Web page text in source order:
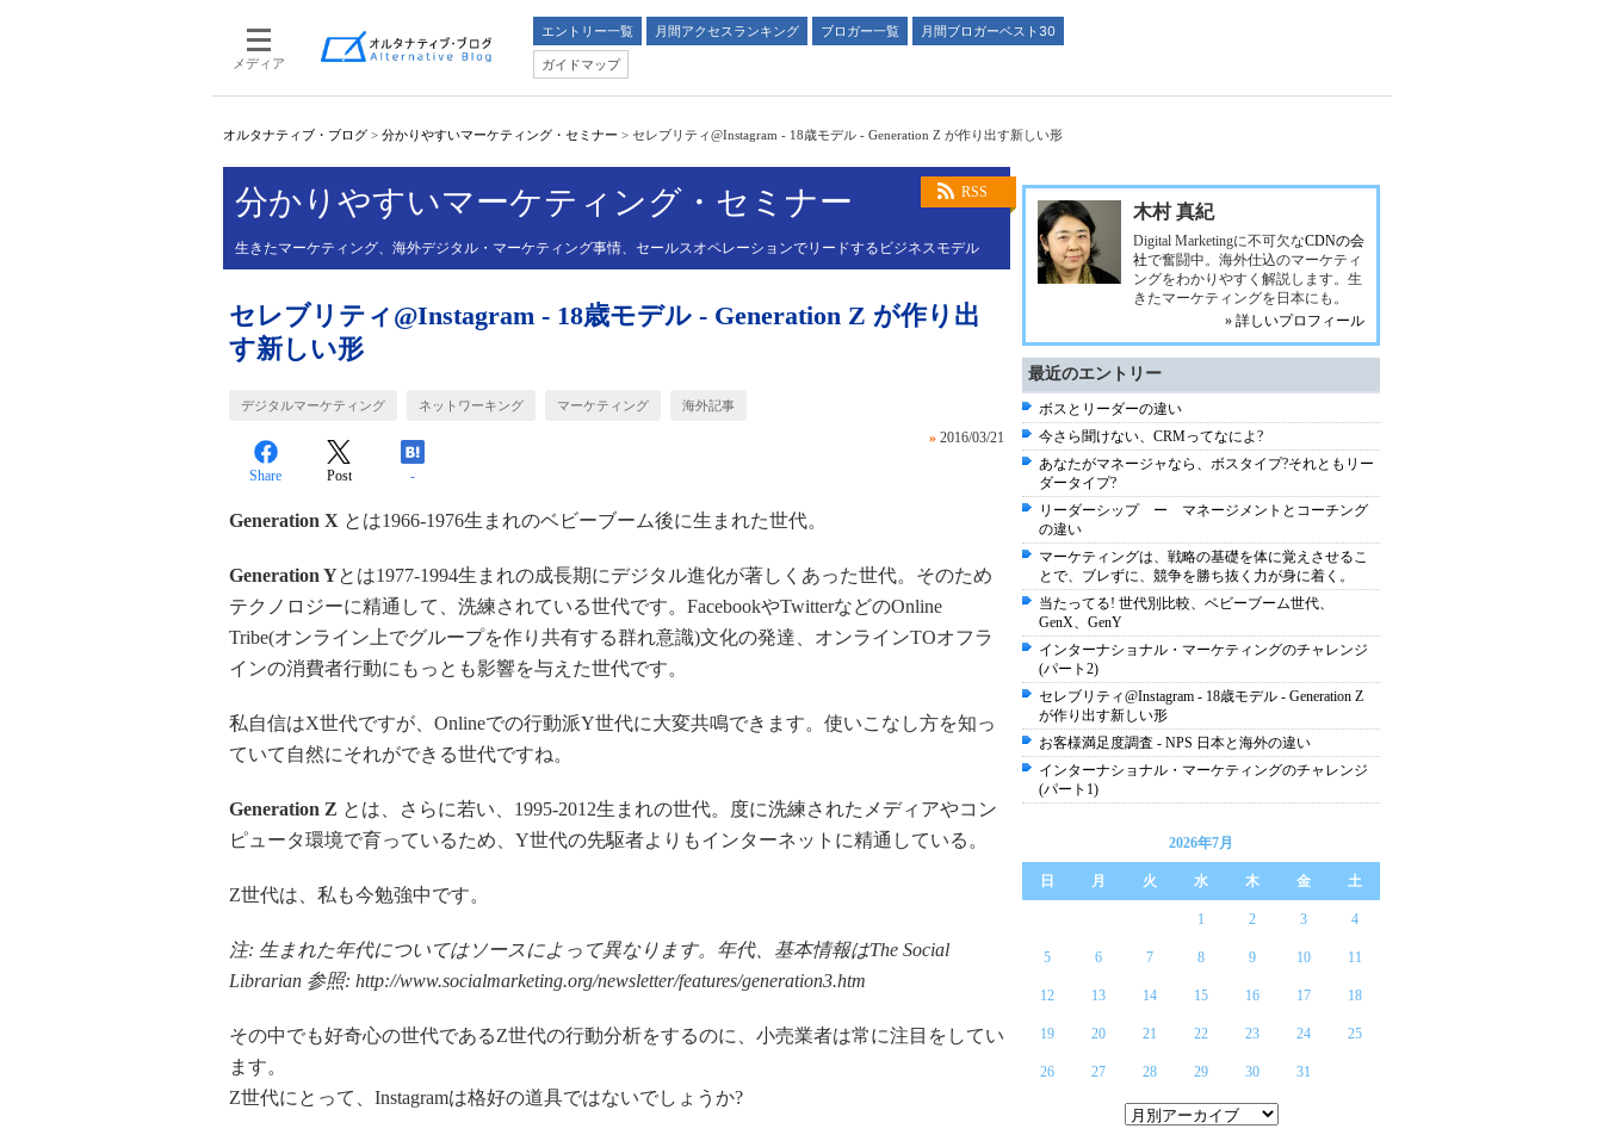
メディア
エントリー一覧 月間アクセスランキング ブロガー一覧
月間ブロガーベスト30
ガイドマップ
オルタナティブ・ブログ > 分かりやすいマーケティング・セミナー > セレブリティ@Instagram - 18歳モデル - Generation Z が作り出す新しい形
RSS
分かりやすいマーケティング・セミナー
生きたマーケティング、海外デジタル・マーケティング事情、セールスオペレーションでリードするビジネスモデル
セレブリティ@Instagram - 18歳モデル - Generation Z が作り出
す新しい形
デジタルマーケティング ネットワーキング マーケティング 海外記事
» 2016/03/21
Share Post -
Generation X とは1966-1976生まれのベビーブーム後に生まれた世代。
Generation Yとは1977-1994生まれの成長期にデジタル進化が著しくあった世代。そのため
テクノロジーに精通して、洗練されている世代です。FacebookやTwitterなどのOnline
Tribe(オンライン上でグループを作り共有する群れ意識)文化の発達、オンラインTOオフラ
インの消費者行動にもっとも影響を与えた世代です。
私自信はX世代ですが、Onlineでの行動派Y世代に大変共鳴できます。使いこなし方を知っ
ていて自然にそれができる世代ですね。
Generation Z とは、さらに若い、1995-2012生まれの世代。度に洗練されたメディアやコン
ピュータ環境で育っているため、Y世代の先駆者よりもインターネットに精通している。
Z世代は、私も今勉強中です。
注: 生まれた年代についてはソースによって異なります。 年代、 基本情報はThe Social
Librarian 参照: http://www.socialmarketing.org/newsletter/features/generation3.htm
その中でも好奇心の世代であるZ世代の行動分析をするのに、小売業者は常に注目をしてい
ます。
Z世代にとって、Instagramは格好の道具ではないでしょうか?
木村 真紀
Digital Marketingに不可欠なCDNの会
社で奮闘中。海外仕込のマーケティ
ングをわかりやすく解説します。生
きたマーケティングを日本にも。
» 詳しいプロフィール
最近のエントリー
ボスとリーダーの違い
今さら聞けない、CRMってなによ?
あなたがマネージャなら、ボスタイプ?それともリー
ダータイプ?
リーダーシップ ー マネージメントとコーチング
の違い
マーケティングは、戦略の基礎を体に覚えさせるこ
とで、ブレずに、競争を勝ち抜く力が身に着く。
当たってる! 世代別比較、ベビーブーム世代、
GenX、GenY
インターナショナル・マーケティングのチャレンジ
(パート2)
セレブリティ@Instagram - 18歳モデル - Generation Z
が作り出す新しい形
お客様満足度調査 - NPS 日本と海外の違い
インターナショナル・マーケティングのチャレンジ
(パート1)
2026年7月
日 月 火 水 木 金 土
1 2 3 4
5 6 7 8 9 10 11
12 13 14 15 16 17 18
19 20 21 22 23 24 25
26 27 28 29 30 31